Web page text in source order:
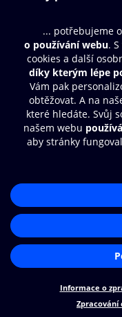
Další zábava
© O2 Czech Republic a.s.
Nákupní řád
Přístupnost
Cookies
Nastavení cookies